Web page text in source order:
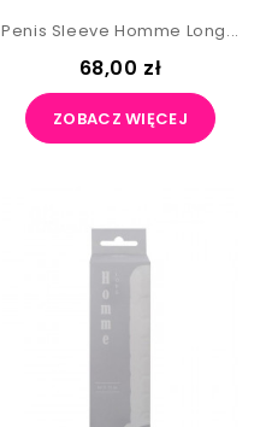
Penis Sleeve Homme Long...
68,00 zł
ZOBACZ WIĘCEJ